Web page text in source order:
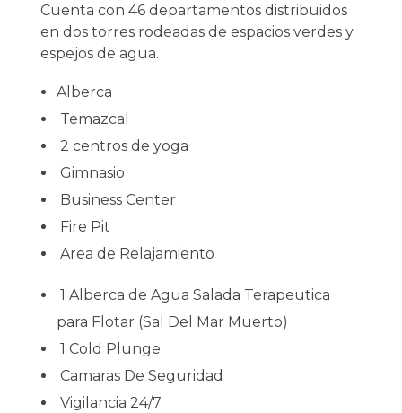
Cuenta con 46 departamentos distribuidos
en dos torres rodeadas de espacios verdes y
espejos de agua.
Alberca
Temazcal
2 centros de yoga
Gimnasio
Business Center
Fire Pit
Area de Relajamiento
1 Alberca de Agua Salada Terapeutica
para Flotar (Sal Del Mar Muerto)
1 Cold Plunge
Camaras De Seguridad
Vigilancia 24/7